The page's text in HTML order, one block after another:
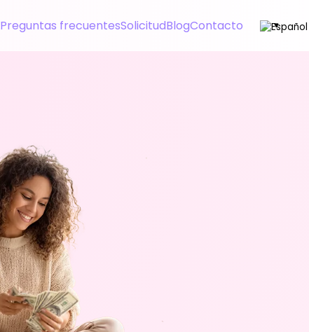
Preguntas frecuentesSolicitudBlogContacto ▾